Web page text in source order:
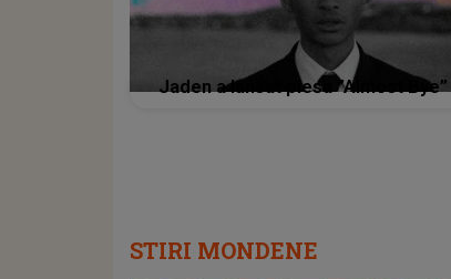
Jaden a lansat piesa ”Almost Bye”
STIRI MONDENE